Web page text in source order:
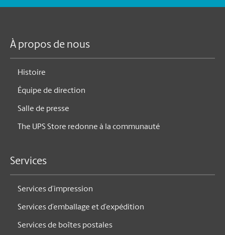
À propos de nous
Histoire
Équipe de direction
Salle de presse
The UPS Store redonne à la communauté
Services
Services d’impression
Services d’emballage et d’expédition
Services de boîtes postales